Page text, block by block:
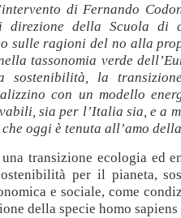
di Fernando
direzione della Scuola di
sulle ragioni del no alla
tassonomia verde
sostenibilità, la
con un modello
sia per l’Italia sia, e a
oggi è tenuta all’amo
transizione ecologia ed
per il pianeta,
e sociale, come
della specie homo